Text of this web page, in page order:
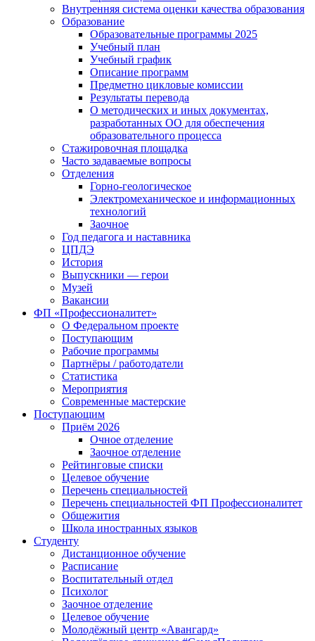
Внутренняя система оценки качества образования
Образование
Образовательные программы 2025
Учебный план
Учебный график
Описание программ
Предметно цикловые комиссии
Результаты перевода
О методических и иных документах,
разработанных ОО для обеспечения
образовательного процесса
Стажировочная площадка
Часто задаваемые вопросы
Отделения
Горно-геологическое
Электромеханическое и информационных
технологий
Заочное
Год педагога и наставника
ЦПДЭ
История
Выпускники — герои
Музей
Вакансии
ФП «Профессионалитет»
О Федеральном проекте
Поступающим
Рабочие программы
Партнёры / работодатели
Статистика
Мероприятия
Современные мастерские
Поступающим
Приём 2026
Очное отделение
Заочное отделение
Рейтинговые списки
Целевое обучение
Перечень специальностей
Перечень специальностей ФП Профессионалитет
Общежития
Школа иностранных языков
Студенту
Дистанционное обучение
Расписание
Воспитательный отдел
Психолог
Заочное отделение
Целевое обучение
Молодёжный центр «Авангард»